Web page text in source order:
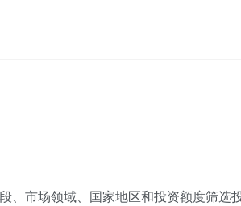
、市场领域、国家地区和投资额度筛选